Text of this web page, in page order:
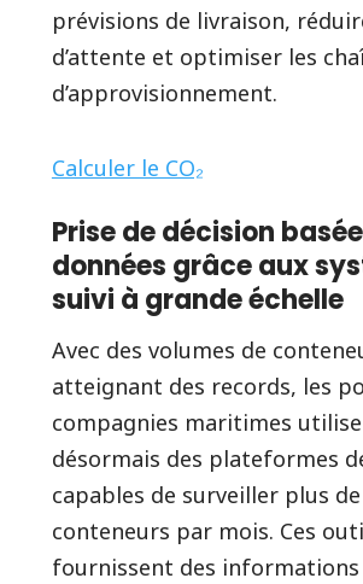
prévisions de livraison,
d’attente et optimiser les
d’approvisionnement.
Calculer le CO₂
Prise de décision
données grâce aux
suivi à grande échelle
Avec des volumes de
atteignant des records, les
compagnies maritimes
désormais des plateformes
capables de surveiller plus de
conteneurs par mois. Ces
fournissent des informations